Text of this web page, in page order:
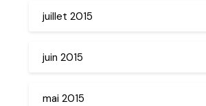
juillet 2015
juin 2015
mai 2015